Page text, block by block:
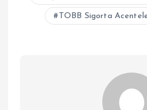
TOBB Sigorta